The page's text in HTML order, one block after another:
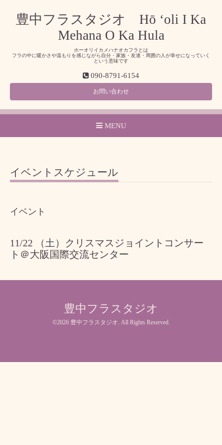
豊中フラスタジオ Hō ‘oli I Ka
Mehana O Ka Hula
ホーオリイカメハナオカフラとは
フラの中に暖かさや温もりを感じながら自分・家族・友達・周囲の人が幸せになっていく
という意味です
090-8791-6154
お問い合わせ
MENU
イベントスケジュール
イベント
11/22 （土）クリスマスジョイントコンサー
ト＠大阪国際交流センター
豊中フラスタジオ
©2026 豊中フラスタジオ . All Rights Reserved.